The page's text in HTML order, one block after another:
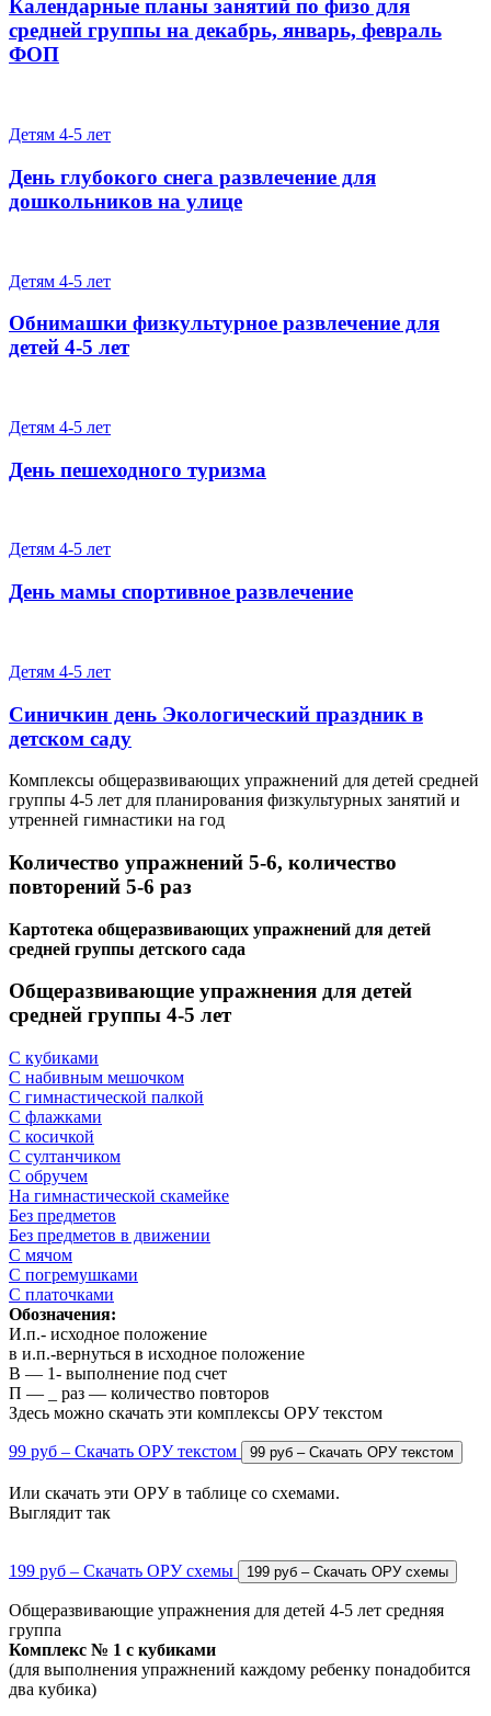
Календарные планы занятий по физо для
средней группы на декабрь, январь, февраль
ФОП
Детям 4-5 лет
День глубокого снега развлечение для
дошкольников на улице
Детям 4-5 лет
Обнимашки физкультурное развлечение для
детей 4-5 лет
Детям 4-5 лет
День пешеходного туризма
Детям 4-5 лет
День мамы спортивное развлечение
Детям 4-5 лет
Синичкин день Экологический праздник в
детском саду
Комплексы общеразвивающих упражнений для детей средней
группы 4-5 лет для планирования физкультурных занятий и
утренней гимнастики на год
Количество упражнений 5-6, количество
повторений 5-6 раз
Картотека общеразвивающих упражнений для детей
средней группы детского сада
Общеразвивающие упражнения для детей
средней группы 4-5 лет
С кубиками
С набивным мешочком
С гимнастической палкой
С флажками
С косичкой
С султанчиком
С обручем
На гимнастической скамейке
Без предметов
Без предметов в движении
С мячом
С погремушками
С платочками
Обозначения:
И.п.- исходное положение
в и.п.-вернуться в исходное положение
В — 1- выполнение под счет
П — _ раз — количество повторов
Здесь можно скачать эти комплексы ОРУ текстом
99 руб – Скачать ОРУ текстом
Или скачать эти ОРУ в таблице со схемами.
Выглядит так
199 руб – Скачать ОРУ схемы
Общеразвивающие упражнения для детей 4-5 лет средняя
группа
Комплекс № 1 с кубиками
(для выполнения упражнений каждому ребенку понадобится
два кубика)